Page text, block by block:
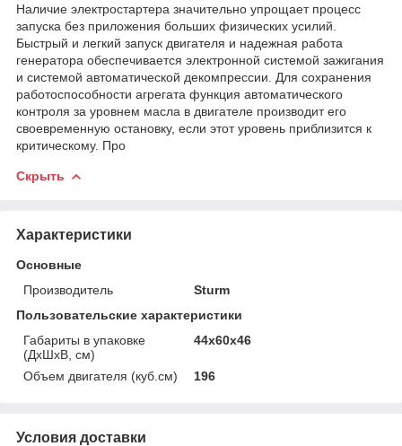
Наличие электростартера значительно упрощает процесс
запуска без приложения больших физических усилий.
Быстрый и легкий запуск двигателя и надежная работа
генератора обеспечивается электронной системой зажигания
и системой автоматической декомпрессии. Для сохранения
работоспособности агрегата функция автоматического
контроля за уровнем масла в двигателе производит его
своевременную остановку, если этот уровень приблизится к
критическому. Про
Скрыть
Характеристики
Основные
Производитель
Sturm
Пользовательские характеристики
Габариты в упаковке
(ДхШхВ, см)
44x60x46
Объем двигателя (куб.см) 196
Условия доставки